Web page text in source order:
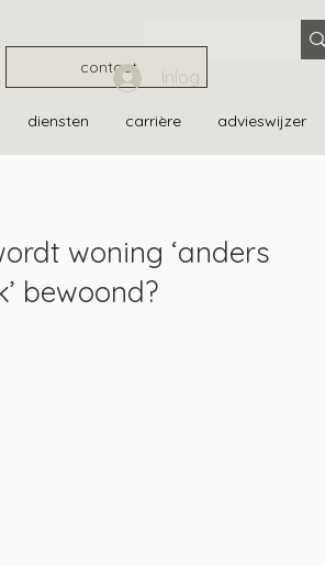
contact
diensten carrière advieswijzer
Inloggen
woning ‘anders
bewoond?